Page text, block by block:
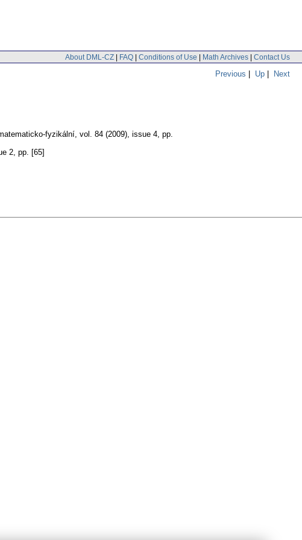
About DML-CZ | FAQ | Conditions of Use | Math Archives | Contact Us
Previous | Up | Next
fyzikální, vol. 84 (2009), issue 4, pp.
2, pp. [65]